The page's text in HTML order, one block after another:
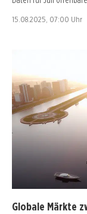
15.08.2025, 07:00 Uhr
Globale Märkte